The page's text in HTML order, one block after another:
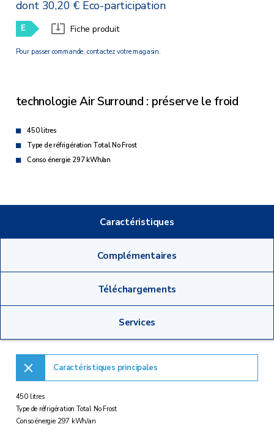
dont 30,20 € Eco-participation
E Fiche produit
Pour passer commande, contactez votre magasin.
technologie Air Surround : préserve le froid
450 litres
Type de réfrigération Total No Frost
Conso énergie 297 kWh/an
Caractéristiques
Complémentaires
Téléchargements
Services
Caractéristiques principales
450 litres
Type de réfrigération Total No Frost
Conso énergie 297 kWh/an